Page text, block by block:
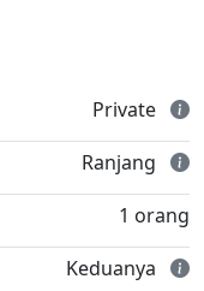
Private
Ranjang
1 orang
Keduanya